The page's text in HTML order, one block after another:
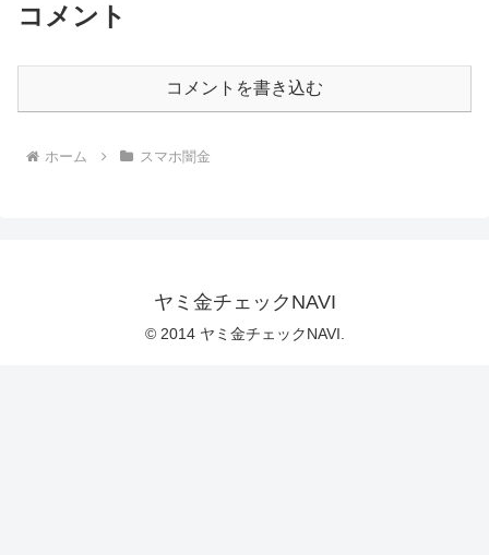
コメント
コメントを書き込む
ホーム スマホ闇金
ヤミ金チェックNAVI
© 2014 ヤミ金チェックNAVI.